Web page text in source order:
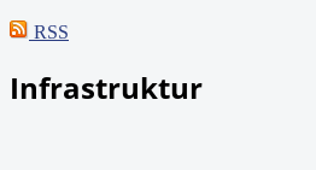
RSS
Infrastruktur